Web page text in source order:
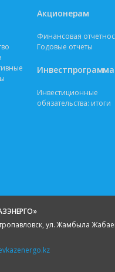
Акционерам
Финансовая
Годовые отчеты
Инвестпрограмма
Инвестиционные
обязательства: итоги
ул. Жамбыла